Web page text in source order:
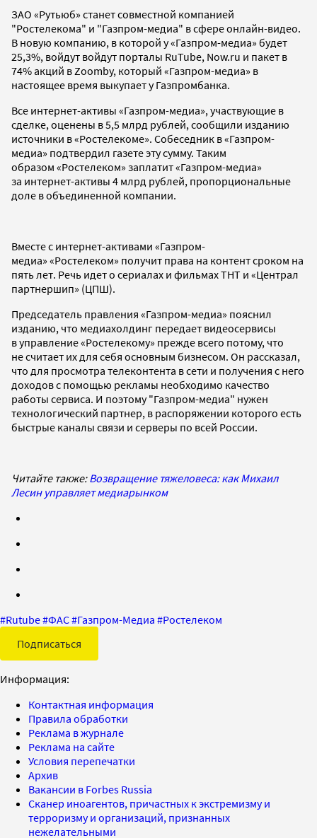
ЗАО «Рутьюб» станет совместной компанией
"Ростелекома" и "Газпром-медиа" в сфере онлайн-видео.
В новую компанию, в которой у «Газпром-медиа» будет
25,3%, войдут войдут порталы RuTube, Now.ru и пакет в
74% акций в Zoomby, который «Газпром-медиа» в
настоящее время выкупает у Газпромбанка.
Все интернет-активы «Газпром-медиа», участвующие в
сделке, оценены в 5,5 млрд рублей, сообщили изданию
источники в «Ростелекоме». Собеседник в «Газпром-
медиа» подтвердил газете эту сумму. Таким
образом «Ростелеком» заплатит «Газпром-медиа»
за интернет-активы 4 млрд рублей, пропорциональные
доле в объединенной компании.
Вместе с интернет-активами «Газпром-
медиа» «Ростелеком» получит права на контент сроком на
пять лет. Речь идет о сериалах и фильмах ТНТ и «Централ
партнершип» (ЦПШ).
Председатель правления «Газпром-медиа» пояснил
изданию, что медиахолдинг передает видеосервисы
в управление «Ростелекому» прежде всего потому, что
не считает их для себя основным бизнесом. Он рассказал,
что для просмотра телеконтента в сети и получения с него
доходов с помощью рекламы необходимо качество
работы сервиса. И поэтому "Газпром-медиа" нужен
технологический партнер, в распоряжении которого есть
быстрые каналы связи и серверы по всей России.
Читайте также:Возвращение тяжеловеса: как Михаил
Лесин управляет медиарынком
#Rutube#ФАС#Газпром-Медиа #Ростелеком
Подписаться
Информация:
Контактная информация
Правила обработки
Реклама в журнале
Реклама на сайте
Условия перепечатки
Архив
Вакансии в Forbes Russia
Сканер иноагентов, причастных к экстремизму и
терроризму и организаций, признанных
нежелательными